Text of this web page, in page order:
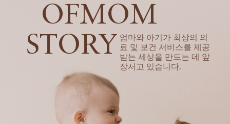
OFMOM
STORY
엄마와 아기가 최상의 의
료 및 보건 서비스를 제공
받는 세상을 만드는 데 앞
장서고 있습니다.